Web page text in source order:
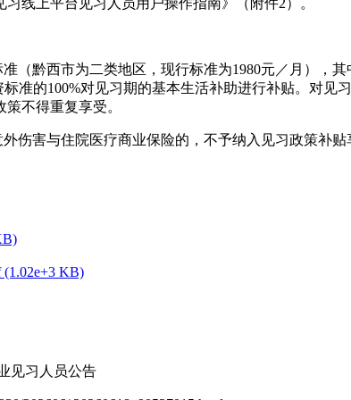
西市为二类地区，现行标准为1980元／月），其
准的100%对见习期的基本生活补助进行补贴。对见
不得重复享受。
害与住院医疗商业保险的，不予纳入见习政策补贴
KB)
见习人员公告